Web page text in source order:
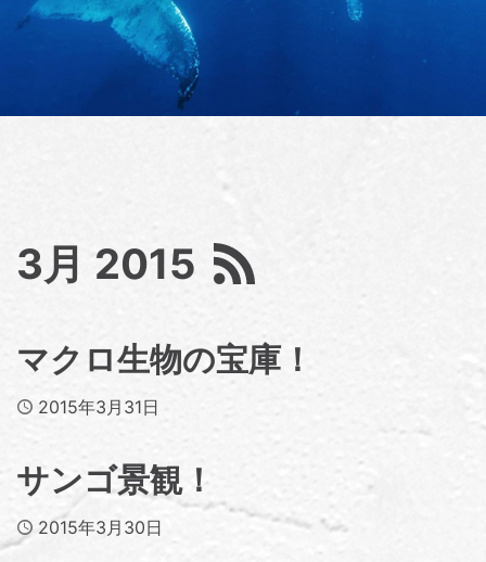
3月 2015
マクロ生物の宝庫！
Published
2015年3月31日
サンゴ景観！
Published
2015年3月30日